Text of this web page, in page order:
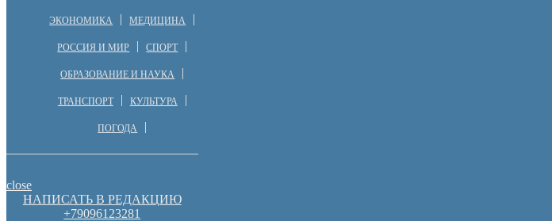
ЭКОНОМИКА МЕДИЦИНА
РОССИЯ И МИР СПОРТ
ОБРАЗОВАНИЕ И НАУКА
ТРАНСПОРТ КУЛЬТУРА
ПОГОДА
close
НАПИСАТЬ В РЕДАКЦИЮ
+79096123281